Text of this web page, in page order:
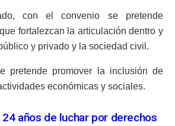
con el convenio se pretende
fortalezcan la articulación dentro y
y privado y la sociedad civil.
pretende promover la inclusión de
económicas y sociales.
años de luchar por derechos